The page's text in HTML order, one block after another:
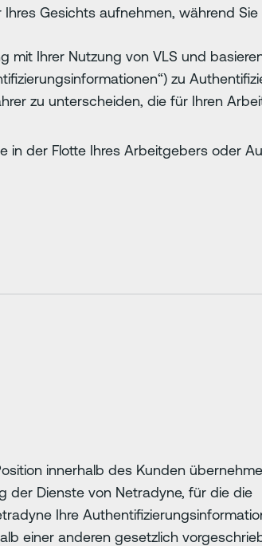
Gesichts aufnehmen, während Sie
mit Ihrer Nutzung von VLS und
zu
zu unterscheiden, die für Ihren
in der Flotte Ihres Arbeitgebers oder
innerhalb des Kunden
der Dienste von Netradyne, für die die
Ihre
einer anderen gesetzlich